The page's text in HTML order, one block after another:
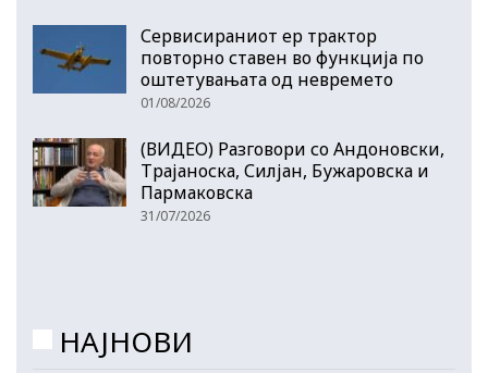
Сервисираниот ер трактор
повторно ставен во функција по
оштетувањата од невремето
01/08/2026
(ВИДЕО) Разговори со Андоновски,
Трајаноска, Силјан, Бужаровска и
Пармаковска
31/07/2026
НАЈНОВИ